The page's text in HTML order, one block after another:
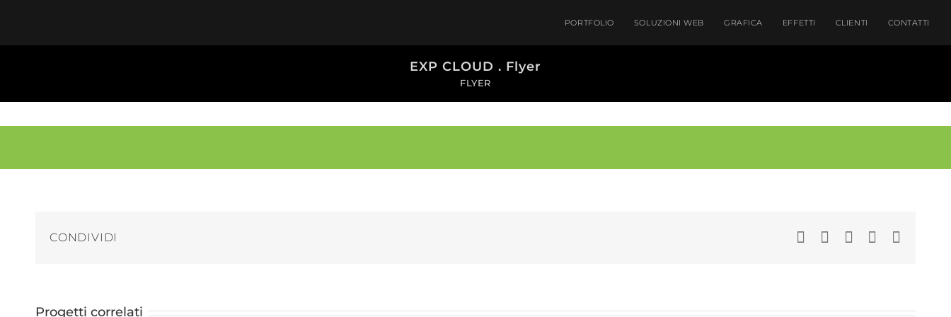
PORTFOLIO SOLUZIONI WEB GRAFICA EFFETTI CLIENTI CONTATTI
EXP CLOUD . Flyer
FLYER
CONDIVIDI Facebook
LinkedInWhatsApp
Pinterest
Progetti correlati